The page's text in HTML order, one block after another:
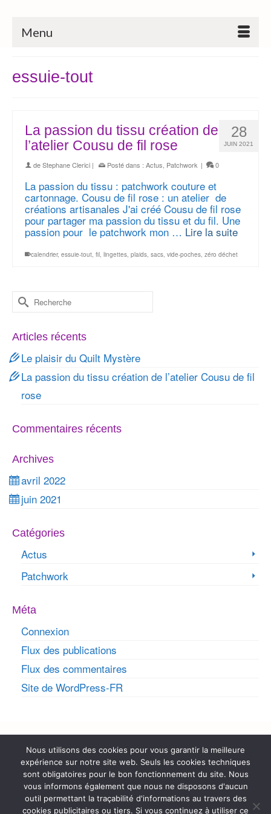
Menu
essuie-tout
28
JUIN 2021
La passion du tissu création de
l’atelier Cousu de fil rose
deStephane Clerici | Posté dans : Actus Patchwork | 0
La passion du tissu : patchwork couture et
cartonnage. Cousu de fil rose : un atelier de
créations artisanales J'ai créé Cousu de fil rose
pour partager ma passion du tissu et du fil. Une
passion pour le patchwork mon … Lire la suite
calendrier, essuie-tout, fil, lingettes, plaids, sacs, vide-poches, zéro déchet
Rechercher :
Articles récents
Le plaisir du Quilt Mystère
La passion du tissu création de l’atelier Cousu de fil
rose
Commentaires récents
Archives
avril 2022
juin 2021
Catégories
Actus
Patchwork
Méta
Connexion
Flux des publications
Flux des commentaires
Site de WordPress-FR
Rechercher :
Coordonnées
contact@cousudefilrose.fr
Nous utilisons des cookies pour vous garantir la meilleure
expérience sur notre site web. Seuls les cookies techniques
sont obligatoires pour le bon fonctionnement du site. Nous
vous informons également que nous ne disposons d'aucun
outil permettant la traçabilité d'informations au travers des
cookies publicitaires ou tiers. Si vous continuez à utiliser ce